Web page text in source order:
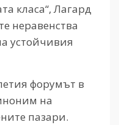
класа“, Лагард
неравенства
устойчивия
форумът в
на
пазари.